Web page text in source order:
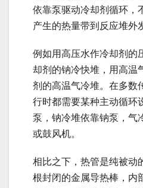
依靠泵驱动冷却剂循环，
产生的热量带到反应堆外
例如用高压水作冷却剂的
却剂的钠冷快堆，用高温
剂的高温气冷堆。在多数
行时都需要某种主动循环
泵，钠冷堆依靠钠泵，气
或鼓风机。
相比之下，热管是纯被动
根封闭的金属导热棒，内